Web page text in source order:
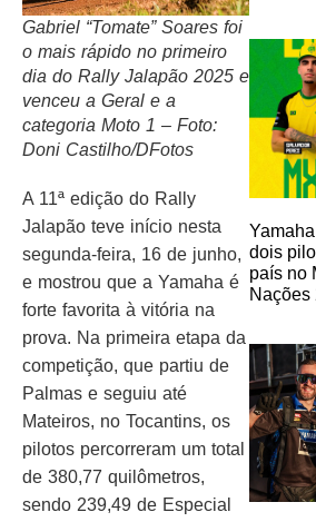
Gabriel “Tomate” Soares foi
o mais rápido no primeiro
dia do Rally Jalapão 2025 e
venceu a Geral e a
categoria Moto 1 – Foto:
Doni Castilho/DFotos
A 11ª edição do Rally
Jalapão teve início nesta
segunda-feira, 16 de junho,
e mostrou que a Yamaha é
forte favorita à vitória na
prova. Na primeira etapa da
competição, que partiu de
Palmas e seguiu até
Mateiros, no Tocantins, os
pilotos percorreram um total
de 380,77 quilômetros,
sendo 239,49 de Especial
dois
país no
Nações